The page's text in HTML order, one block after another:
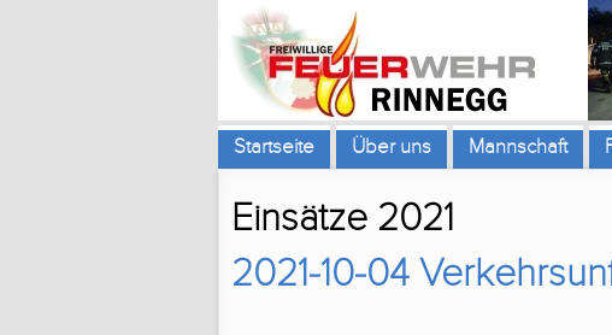
Startseite Über uns Mannschaft
Einsätze 2021
2021-10-04